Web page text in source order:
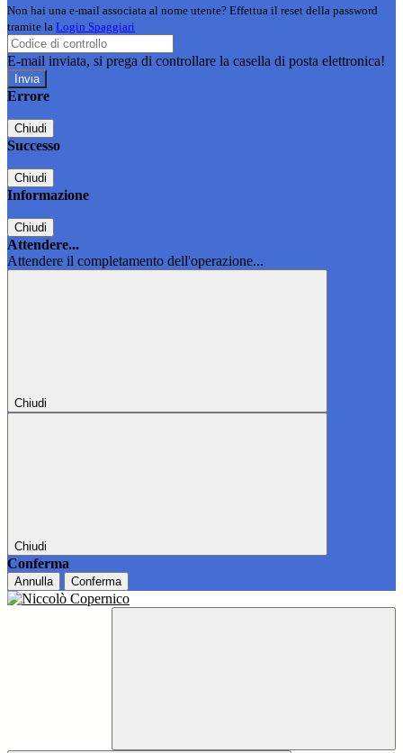
Non hai una e-mail associata al nome utente? Effettua il reset della password
tramite la Login Spaggiari
E-mail inviata, si prega di controllare la casella di posta elettronica!
Errore
Chiudi
Successo
Chiudi
Informazione
Chiudi
Attendere...
Attendere il completamento dell'operazione...
Chiudi
Chiudi
Conferma
Annulla Conferma